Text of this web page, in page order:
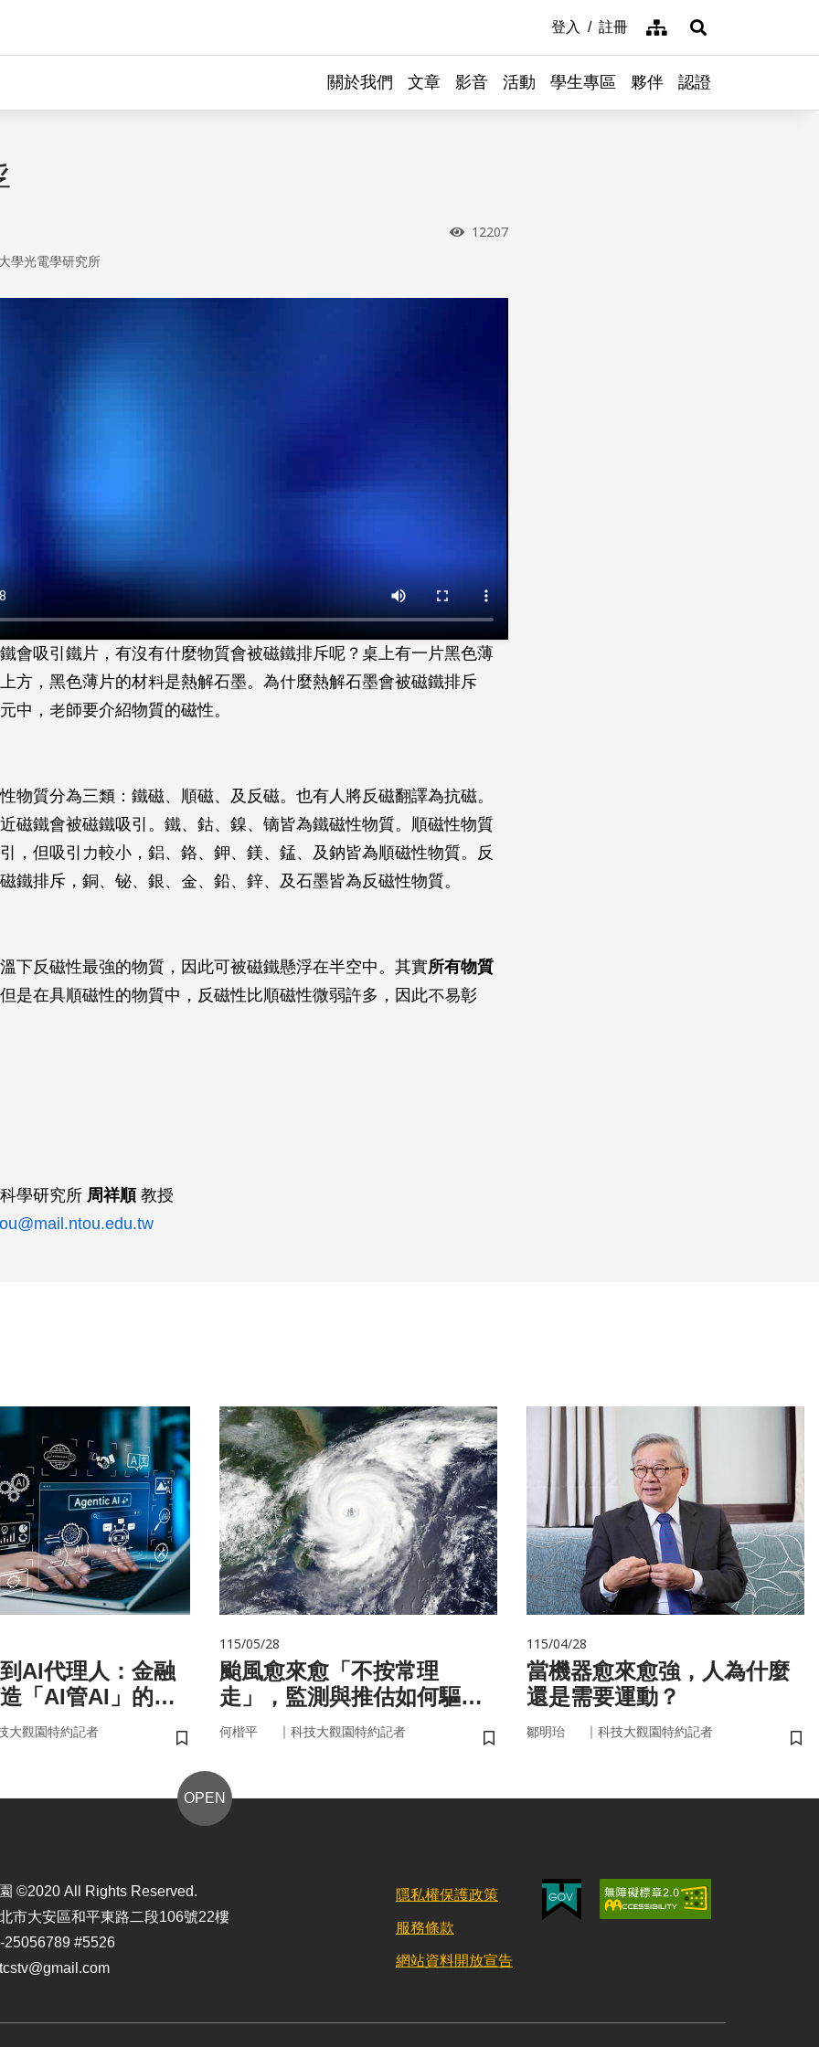
登入 註冊 網站導覽展開搜尋
關於我們 文章 影音 活動 學生專區 夥伴 認證
瀏覽次數
12207
學光電學研究所
會吸引鐵片，有沒有什麼物質會被磁鐵排斥呢？桌上有一片黑色薄
方，黑色薄片的材料是熱解石墨。為什麼熱解石墨會被磁鐵排斥
中，老師要介紹物質的磁性。
物質分為三類：鐵磁、順磁、及反磁。也有人將反磁翻譯為抗磁。
磁鐵會被磁鐵吸引。鐵、鈷、鎳、镝皆為鐵磁性物質。順磁性物質
，但吸引力較小，鋁、鉻、鉀、鎂、錳、及鈉皆為順磁性物質。反
鐵排斥，銅、铋、銀、金、鉛、鋅、及石墨皆為反磁性物質。
下反磁性最強的物質，因此可被磁鐵懸浮在半空中。其實所有物質
是在具順磁性的物質中，反磁性比順磁性微弱許多，因此不易彰
學研究所 周祥順教授
AI代理人：金融
「AI管AI」的新
大觀園特約記者
儲存書籤
115/05/28
颱風愈來愈「不按常理
走」，監測與推估如何驅動
防災決策？
何楷平 ｜ 科技大觀園特約記者
儲存書籤
115/04/28
當機器愈來愈強，人為什麼
還是需要運動？
鄒明珆 ｜ 科技大觀園特約記者
儲
OPEN
©2020 All Rights Reserved.
市大安區和平東路二段106號22樓
25056789 #5526
隱私權保護政策
服務條款
網站資料開放宣告